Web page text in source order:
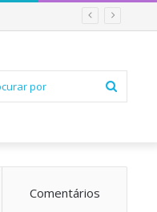
Comentários